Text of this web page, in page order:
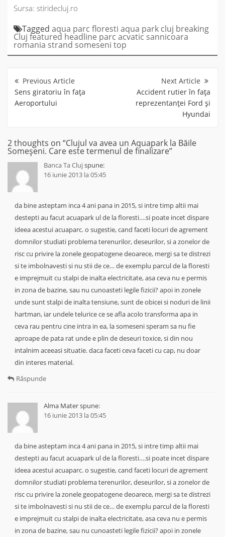
Sursa: stiridecluj.ro
Tagged aqua parc floresti aqua park cluj breaking
Cluj featured headline parc acvatic sannicoara
romania strand someseni top
articole
Sens giratoriu în fața
Aeroportului
Accident rutier în fața
reprezentanței Ford și
Hyundai
2 thoughts on “Clujul va avea un Aquapark la Băile
Someșeni. Care este termenul de finalizare”
Banca Ta Clujspune:
16 iunie 2013 la 05:45
da bine asteptam inca 4 ani pana in 2015, si intre timp altii mai
destepti au facut acuapark ul de la floresti….si poate incet dispare
ideea acestui acuaparc. o sugestie, cand faceti locuri de agrement
domnilor studiati problema terenurilor, deseurilor, si a zonelor de
risc cu privire la zonele geopatogene deoarece, mergi sa te distrezi
si te imbolnavesti si nu stii de ce… de exemplu parcul de la floresti
e imprejmuit cu stalpi de inalta electricitate, asa ceva nu e permis
in zona de bazine, sau nu cunoasteti legile fizicii? apoi in zonele
unde sunt stalpi de inalta tensiune, sunt de obicei si noduri de linii
hartman, iar undele telurice ce se afla acolo transforma apa in
ceva rau pentru cine intra in ea, la someseni speram sa nu fie
aproape de pata rat unde e plin de deseuri toxice, si din nou
intalnim aceeasi situatie. daca faceti ceva faceti cu cap, nu doar
din interes material.
Răspunde
Alma Materspune:
16 iunie 2013 la 05:45
da bine asteptam inca 4 ani pana in 2015, si intre timp altii mai
destepti au facut acuapark ul de la floresti….si poate incet dispare
ideea acestui acuaparc. o sugestie, cand faceti locuri de agrement
domnilor studiati problema terenurilor, deseurilor, si a zonelor de
risc cu privire la zonele geopatogene deoarece, mergi sa te distrezi
si te imbolnavesti si nu stii de ce… de exemplu parcul de la floresti
e imprejmuit cu stalpi de inalta electricitate, asa ceva nu e permis
in zona de bazine, sau nu cunoasteti legile fizicii? apoi in zonele